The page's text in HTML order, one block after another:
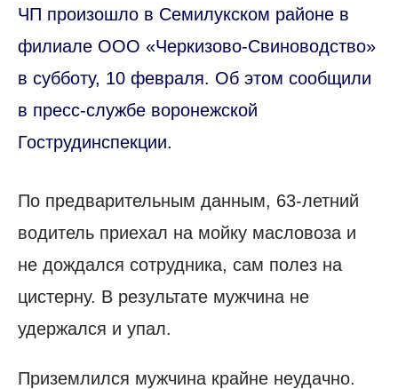
ЧП произошло в Семилукском районе в
филиале ООО «Черкизово-Свиноводство»
в субботу, 10 февраля. Об этом сообщили
в пресс-службе воронежской
Гострудинспекции.
По предварительным данным, 63-летний
водитель приехал на мойку масловоза и
не дождался сотрудника, сам полез на
цистерну. В результате мужчина не
удержался и упал.
Приземлился мужчина крайне неудачно.